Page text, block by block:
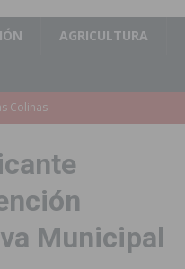
AGRICULTURA
mediante la
Municipal